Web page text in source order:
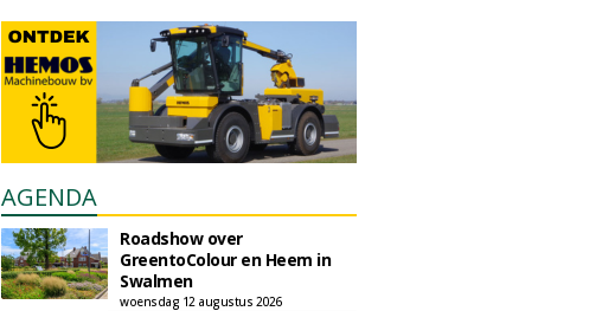
AGENDA
Roadshow over
GreentoColour en Heem in
Swalmen
woensdag 12 augustus 2026